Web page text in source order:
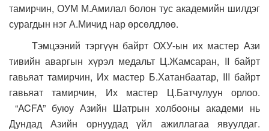
тамирчин, ОУМ М.Амилал болон тус академийн шилдэг
сурагдын нэг А.Мичид нар өрсөлдлөө.
Тэмцээний тэргүүн байрт ОХУ-ын их мастер Ази
тивийн аваргын хүрэл медальт Ц.Жамсаран, II байрт
гавьяат тамирчин, Их мастер Б.Хатанбаатар, III байрт
гавьяат тамирчин, Их мастер Ц.Батчулуун орлоо.
“ACFA” буюу Азийн Шатрын холбооны академи нь
Дундад Азийн орнуудад үйл ажиллагаа явуулдаг.